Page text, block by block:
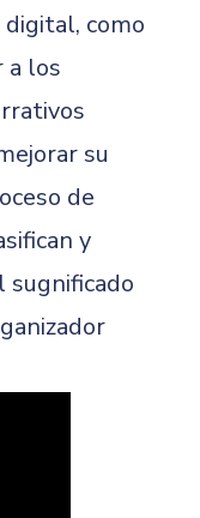
como
a los
su
de
y
sugnificado